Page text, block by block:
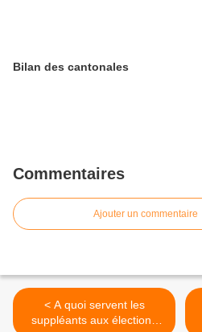
Bilan des cantonales
Commentaires
Ajouter un commentaire
< A quoi servent les
suppléants aux élections